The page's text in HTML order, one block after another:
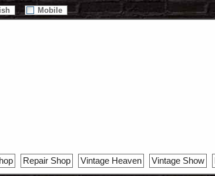
Mobile
Repair Shop Vintage Heaven Vintage Show